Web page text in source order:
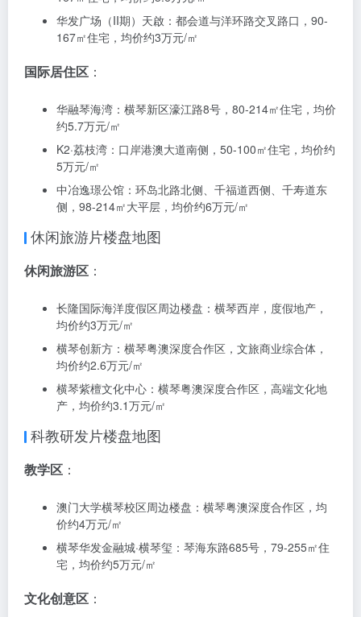
横琴口岸广场：环岛东路2050号，54-150㎡住宅，均价
约4.5万元/㎡
价约5.5万元/㎡
中心商务区：
华发广场（II期）横琴湾：富豪路36号，106-192㎡住
宅，均价约3.8万元/㎡
中交汇通·横琴广场：十字门大道与汇通二路交汇处，90-
167㎡住宅，均价约3.6万元/㎡
167㎡住宅，均价约3万元/㎡
国际居住区 ：
华融琴海湾：横琴新区濠江路8号，80-214㎡住宅，均价
约5.7万元/㎡
K2·荔枝湾：口岸港澳大道南侧，50-100㎡住宅，均价约
5万元/㎡
中冶逸璟公馆：环岛北路北侧、千福道西侧、千寿道东
侧，98-214㎡大平层，均价约6万元/㎡
休闲旅游片楼盘地图
休闲旅游区
长隆国际海洋度假区周边楼盘：横琴西岸，度假地产，
均价约3万元/㎡
横琴创新方：横琴粤澳深度合作区，文旅商业综合体，
均价约2.6万元/㎡
横琴紫檀文化中心：横琴粤澳深度合作区，高端文化地
产，均价约3.1万元/㎡